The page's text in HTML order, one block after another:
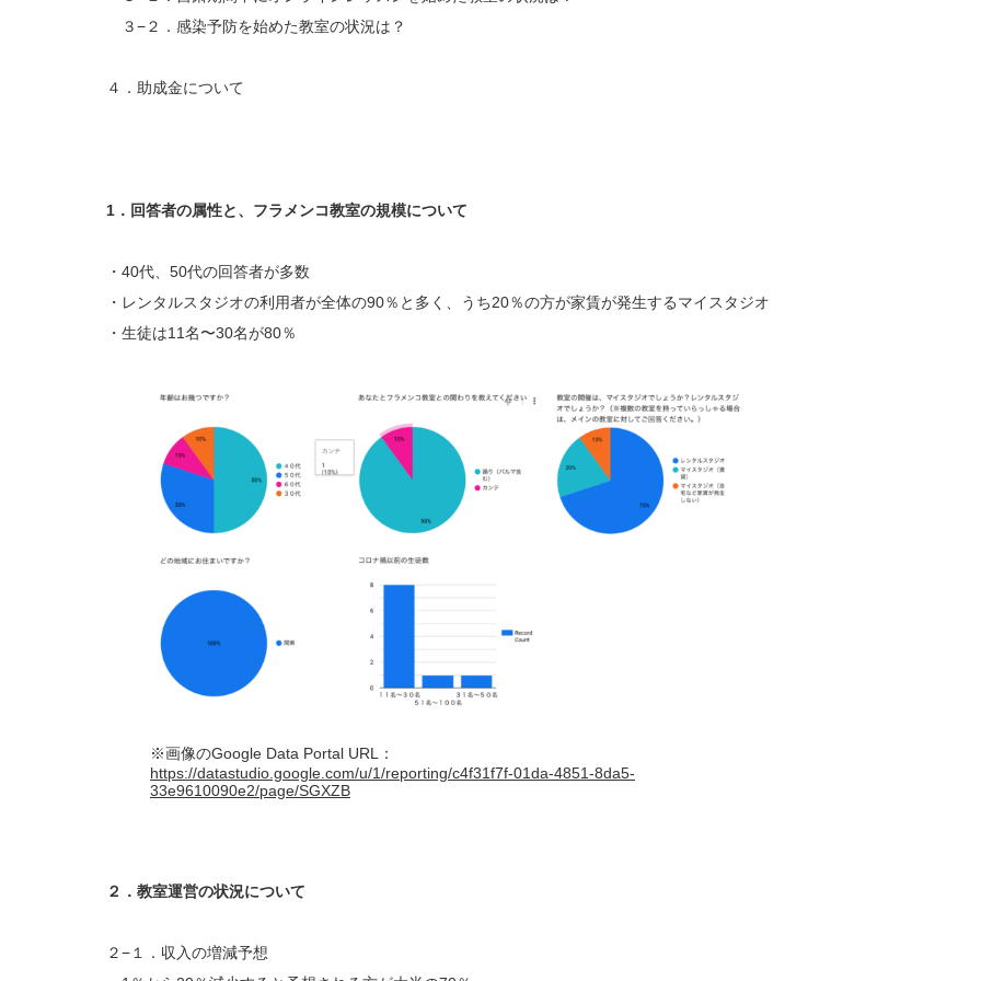
３−２．感染予防を始めた教室の状況は？
４．助成金について
1．回答者の属性と、フラメンコ教室の規模について
・40代、50代の回答者が多数
・レンタルスタジオの利用者が全体の90％と多く、うち20％の方が家賃が発生するマイスタジオ
・生徒は11名〜30名が80％
※画像のGoogle Data Portal URL：
https://datastudio.google.com/u/1/reporting/c4f31f7f-01da-4851-8da5-
33e9610090e2/page/SGXZB
２．教室運営の状況について
２−１．収入の増減予想